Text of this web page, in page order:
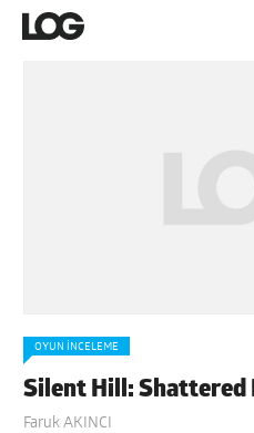
OYUN İNCELEME
Silent Hill: Shattered
Faruk AKINCI